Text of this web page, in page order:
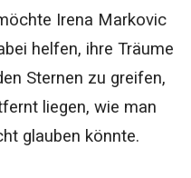
Irena Markovic
helfen, ihre Träume
Sternen zu greifen,
liegen, wie man
glauben könnte.